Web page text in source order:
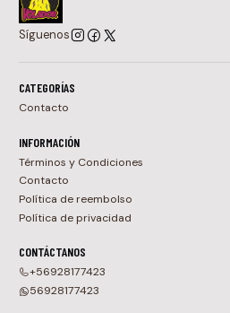
Síguenos
CATEGORÍAS
Contacto
INFORMACIÓN
Términos y Condiciones
Contacto
Política de reembolso
Política de privacidad
CONTÁCTANOS
+56928177423
56928177423